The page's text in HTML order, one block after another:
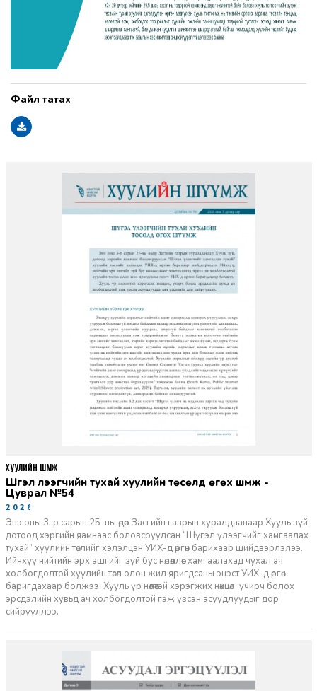
Шүгэл үлээгчийн тухай хуулийн төсөлд өгөх шүүмж -
Цуврал №54
2026-07-27
Энэ оны 3-р сарын 25-ны өдөр Засгийн газрын хуралдаанаар Хууль зүй,
дотоод хэргийн яамнаас боловсруулсан “Шүгэл үлээгчийг хамгаалах
тухай” хуулийн төслийг хэлэлцэн УИХ-д өргөн барихаар шийдвэрлэлээ.
Ийнхүү нийтийн эрх ашгийг зүй бус нөлөөллөөс хамгаалахад чухал ач
холбогдолтой хуулийн төсөл олон жил яригдсаны эцэст УИХ-д өргөн
баригдахаар болжээ. Хууль үр нөлөөтэй хэрэгжих нөхцөл, учирч болох
эрсдэлийн хувьд ач холбогдолтой гэж үзсэн асуудлуудыг дор
сийрүүллээ.
ХУУЛИЙН ШҮҮМЖ